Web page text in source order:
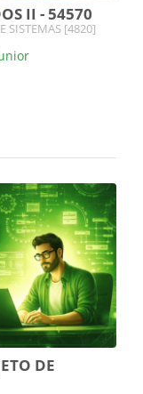
II - 54570
SISTEMAS [4820]
DE